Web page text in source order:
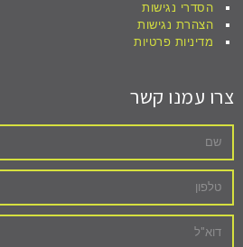
הסדרי נגישות
הצהרת נגישות
מדיניות פרטיות
צרו עמנו קשר